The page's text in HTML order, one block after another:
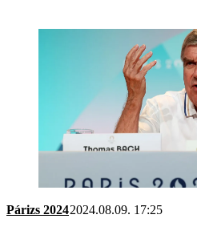
Párizs 20242024.08.09. 17:25